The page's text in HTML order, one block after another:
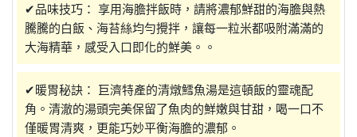
✔品味技巧： 享用海膽拌飯時，請將濃郁鮮甜的海膽與熱
騰騰的白飯、海苔絲均勻攪拌，讓每一粒米都吸附滿滿的
大海精華，感受入口即化的鮮美。。
✔暖胃秘訣： 巨濟特產的清燉鱈魚湯是這頓飯的靈魂配
角。清澈的湯頭完美保留了魚肉的鮮嫩與甘甜，喝一口不
僅暖胃清爽，更能巧妙平衡海膽的濃郁。